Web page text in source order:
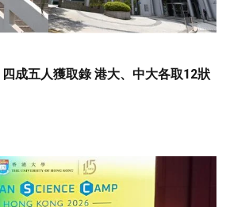
四成五人獲取錄 港大、中大各取12狀